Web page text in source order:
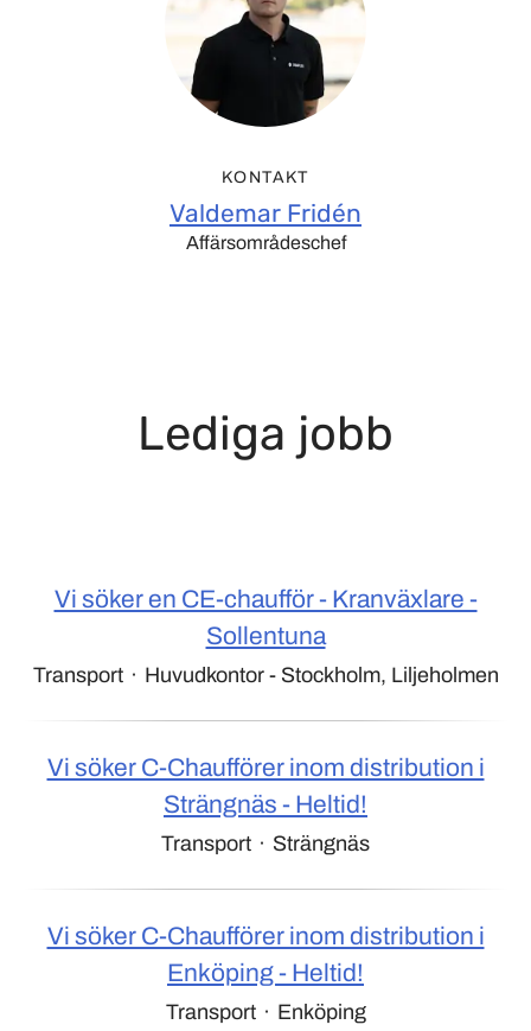
KONTAKT
Valdemar Fridén
Affärsområdeschef
Lediga jobb
Vi söker en CE-chaufför - Kranväxlare -
Sollentuna
Transport · Huvudkontor - Stockholm, Liljeholmen
Vi söker C-Chaufförer inom distribution i
Strängnäs - Heltid!
Transport · Strängnäs
Vi söker C-Chaufförer inom distribution i
Enköping - Heltid!
Transport · Enköping